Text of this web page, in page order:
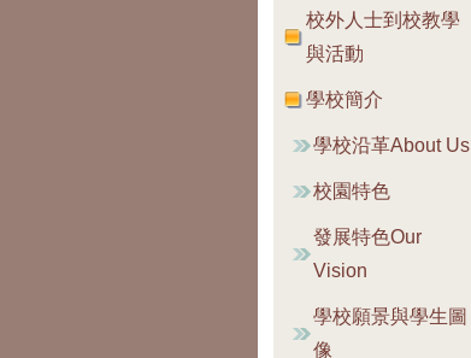
校外人士到校教學
與活動
學校簡介
學校沿革About Us
校園特色
發展特色Our
Vision
學校願景與學生圖
像